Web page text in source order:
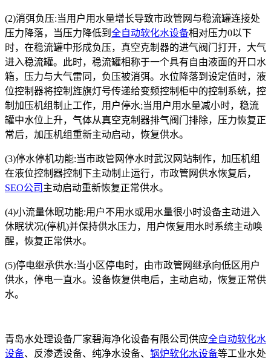
(2)消弭负压:当用户用水量增长导致市政管网与稳流罐连接处
压力降落，当压力降低到 全自动软化水设备相对压力0以下
时，在稳流罐中形成负压，真空克制器的进气阀门打开，大气
进入稳流罐。此时，稳流罐相称于一个具有自由液面的开口水
箱，压力与大气雷同，负压被消弭。水位降落到设定值时，液
位控制器将控制旌旗灯号传递给变频控制柜中的控制系统，控
制加压机组制止工作，用户停水;当用户用水量减小时，稳流
罐中水位上升，气体从真空克制器排气阀门排除，压力恢复正
常后，加压机组重新主动启动，恢复供水。
(3)停水停机功能:当市政管网停水时武汉网站制作，加压机组
在液位控制器控制下主动制止运行，市政管网供水恢复后，
SEO公司 主动启动重新恢复正常供水。
(4)小流量休眠功能:用户不用水或用水量很小时设备主动进入
休眠状况(停机)并保持供水压力，用户恢复用水时系统主动唤
醒，恢复正常供水。
(5)停电继承供水:当小区停电时，由市政管网继承向低区用户
供水，停电一直水。设备恢复供电后，主动启动，恢复正常供
水。
青岛水处理设备厂家碧海净化设备有限公司供应全自动软化水
设备、反渗透设备、纯净水设备、 锅炉软化水设备等工业水处